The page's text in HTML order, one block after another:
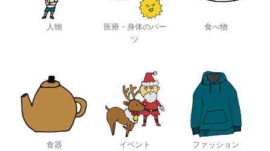
人物
医療・身体のパー
ツ
食べ物
食器 イベント ファッション